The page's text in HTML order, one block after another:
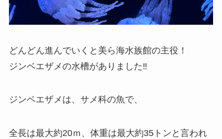
どんどん進んでいくと美ら海水族館の主役！
ジンベエザメの水槽がありました‼︎
ジンベエザメは、サメ科の魚で、
全長は最大約20ｍ、体重は最大約35トンと言われ